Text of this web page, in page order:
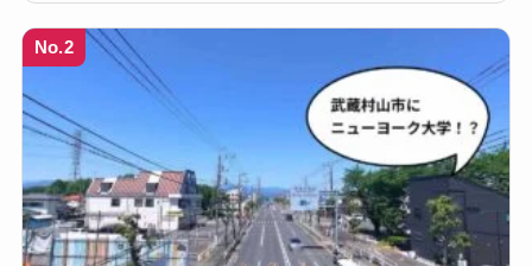
No.2